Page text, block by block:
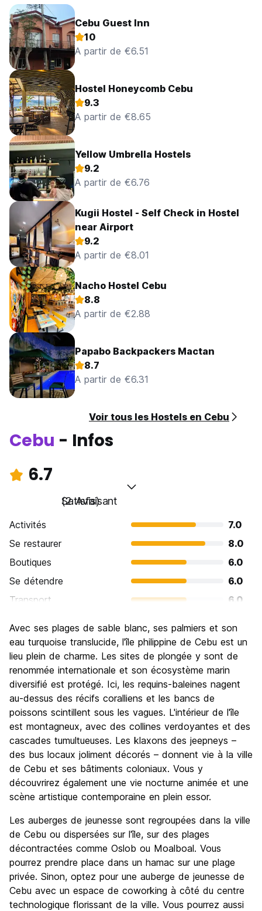
Cebu Guest Inn
10
A partir de €6.51
Hostel Honeycomb Cebu
9.3
A partir de €8.65
Yellow Umbrella Hostels
9.2
A partir de €6.76
Kugii Hostel - Self Check in Hostel
near Airport
9.2
A partir de €8.01
Nacho Hostel Cebu
8.8
A partir de €2.88
Papabo Backpackers Mactan
8.7
A partir de €6.31
Voir tous les Hostels en Cebu
Cebu - Infos
6.7
Satisfaisant
(2 Avis)
Activités
7.0
Se restaurer
8.0
Boutiques
6.0
Se détendre
6.0
Transport
6.0
Culture
6.0
Sortir le soir / faire la fête
7.0
Bonnes affaires
8.0
Avec ses plages de sable blanc, ses palmiers et son
eau turquoise translucide, l'île philippine de Cebu est un
lieu plein de charme. Les sites de plongée y sont de
renommée internationale et son écosystème marin
diversifié est protégé. Ici, les requins-baleines nagent
au-dessus des récifs coralliens et les bancs de
poissons scintillent sous les vagues. L'intérieur de l'île
est montagneux, avec des collines verdoyantes et des
cascades tumultueuses. Les klaxons des jeepneys –
des bus locaux joliment décorés – donnent vie à la ville
de Cebu et ses bâtiments coloniaux. Vous y
découvrirez également une vie nocturne animée et une
scène artistique contemporaine en plein essor.
Les auberges de jeunesse sont regroupées dans la ville
de Cebu ou dispersées sur l'île, sur des plages
décontractées comme Oslob ou Moalboal. Vous
pourrez prendre place dans un hamac sur une plage
privée. Sinon, optez pour une auberge de jeunesse de
Cebu avec un espace de coworking à côté du centre
technologique florissant de la ville. Vous pourrez aussi